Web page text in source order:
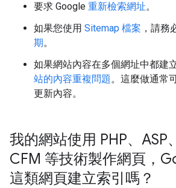
要求 Google 重新檢索網址。
如果您使用 Sitemap 檔案 ，請務
期。
如果網站內容在多個網址中都建
站的內容重複問題。這麼做通常
更新內容。
我的網站使用 PHP、ASP
CFM 等技術製作網頁，
這類網頁建立索引嗎？